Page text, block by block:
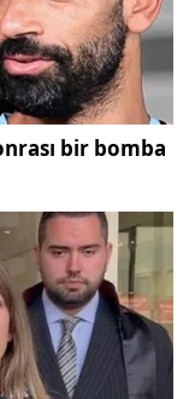
farklı bölgelerini
çoğaltan
korunmasının
Ona göre
değil, aynı
Bu
tohumu ve doğal
amaçlıyor.
tedavi süreci